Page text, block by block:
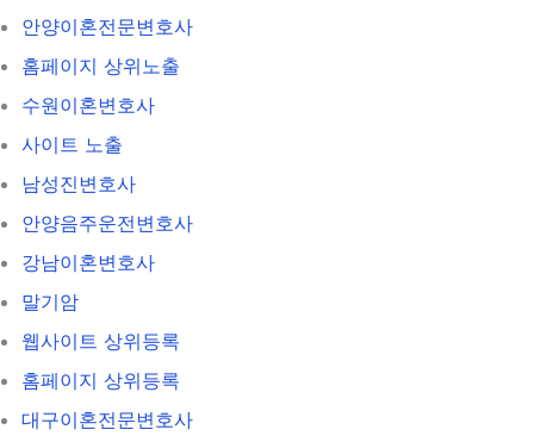
안양이혼전문변호사
홈페이지 상위노출
수원이혼변호사
사이트 노출
남성진변호사
안양음주운전변호사
강남이혼변호사
말기암
웹사이트 상위등록
홈페이지 상위등록
대구이혼전문변호사